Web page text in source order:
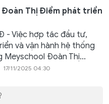
Đoàn Thị Điểm phát triển
- Việc hợp tác đầu tư,
và vận hành hệ thống
Meyschool Đoàn Thị...
17/11/2025 04:30